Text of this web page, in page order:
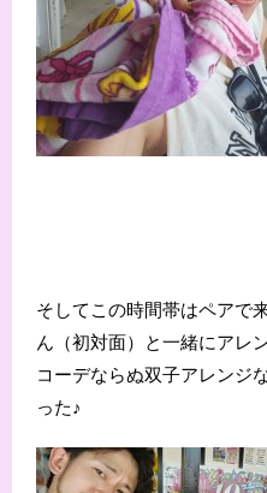
そしてこの時間帯はペアで
ん（初対面）と一緒にアレ
コーデならぬ双子アレンジ
った♪